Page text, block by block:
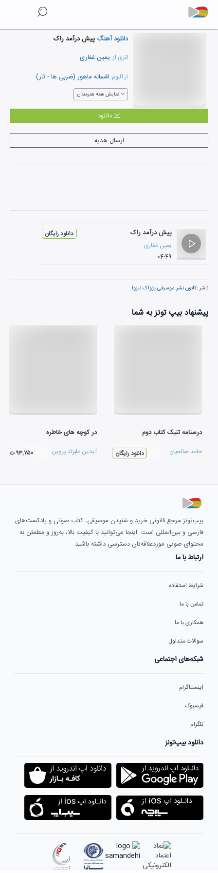
دانلود آهنگ پیش درآمد راک
اثری از: یمین غفاری
از آلبوم: افسانه ماهور (ضربی ها - تار)
نمایش همه هنرمندان
دانلود
ارسال هدیه
پیش درآمد راک
یمین غفاری
۰۴:۴۹
دانلود رایگان
ناشر :کانون نشر موسیقی پژواک نیزوا
پیشنهاد بیپ تونز به شما
درسنامه تنبک کتاب دوم
حامد صالحیان دانلود رایگان
در کوچه های خاطره
آیدین علیزاد پروین ۹۳,۷۵۰ ت
بیپ‌تونز مرجع قانونی خرید و شنیدن موسیقی، کتاب صوتی و پادکست‌های
فارسی و بین‌المللی است. اینجا می‌توانید با کیفیت بالا، به‌روز و مطمئن به
محتوای صوتی موردعلاقه‌تان دسترسی داشته باشید.
ارتباط با ما
شرایط استفاده
تماس با ما
همکاری با ما
سوالات متداول
شبکه‌های اجتماعی
اینستاگرام
فیسبوک
تلگرام
دانلود بیپ‌تونز